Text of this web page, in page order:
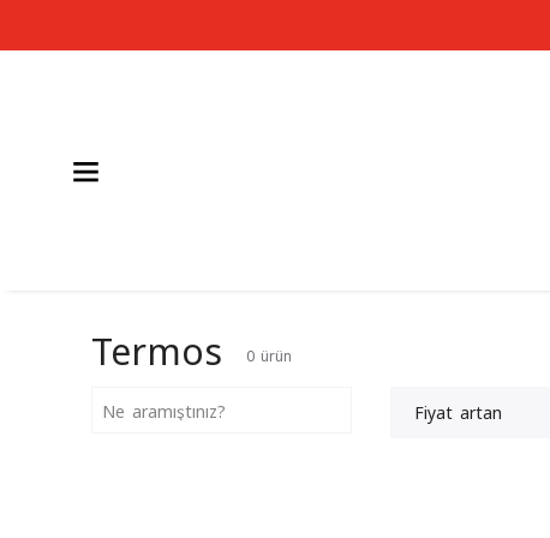
Termos 0 ürün
Fiyat artan